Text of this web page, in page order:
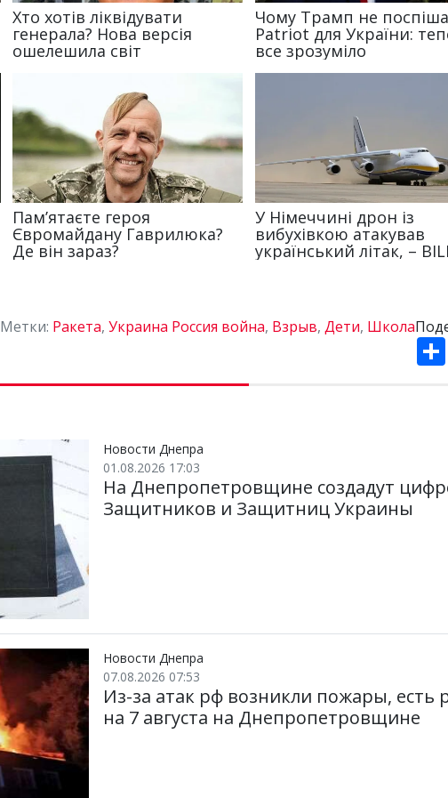
Метки: Ракета, Украина Россия война, Взрыв, Дети, Школа
Новости Днепра
01.08.2026 17:03
На Днепропетровщине создадут
Защитников и Защитниц Украины
Новости Днепра
07.08.2026 07:53
Из-за атак рф возникли пожары,
на 7 августа на Днепропетровщине